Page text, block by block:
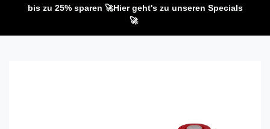
bis zu 25% sparen 🚀Hier geht's zu unseren Specials
🚀